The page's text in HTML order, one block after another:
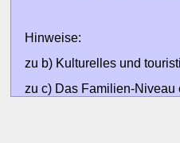
Hinweise:
zu b) Kulturelles und
zu c) Das Familien-Niveau